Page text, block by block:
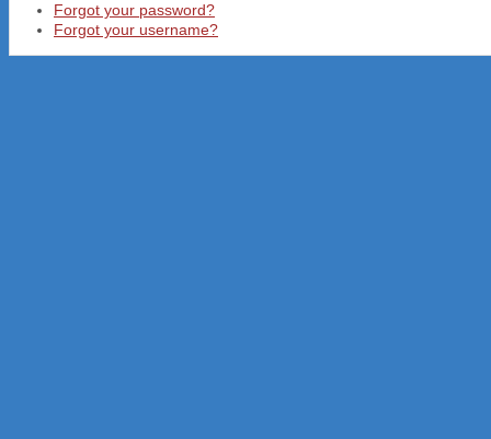
Forgot your password?
Forgot your username?